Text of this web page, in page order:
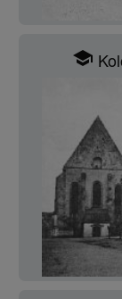
school